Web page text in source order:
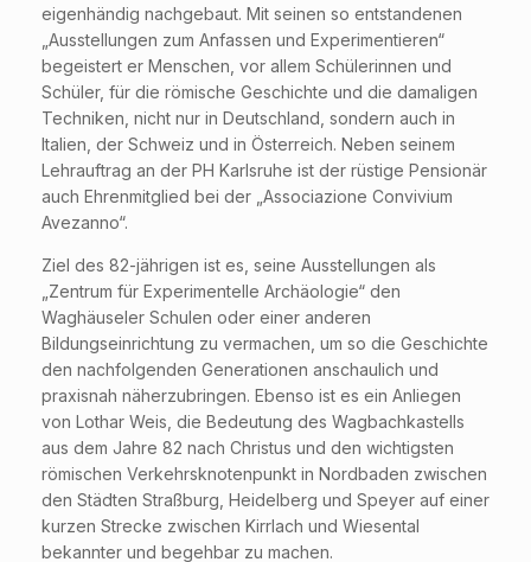
eigenhändig nachgebaut. Mit seinen so entstandenen
„Ausstellungen zum Anfassen und Experimentieren“
begeistert er Menschen, vor allem Schülerinnen und
Schüler, für die römische Geschichte und die damaligen
Techniken, nicht nur in Deutschland, sondern auch in
Italien, der Schweiz und in Österreich. Neben seinem
Lehrauftrag an der PH Karlsruhe ist der rüstige Pensionär
auch Ehrenmitglied bei der „Associazione Convivium
Avezanno“.
Ziel des 82-jährigen ist es, seine Ausstellungen als
„Zentrum für Experimentelle Archäologie“ den
Waghäuseler Schulen oder einer anderen
Bildungseinrichtung zu vermachen, um so die Geschichte
den nachfolgenden Generationen anschaulich und
praxisnah näherzubringen. Ebenso ist es ein Anliegen
von Lothar Weis, die Bedeutung des Wagbachkastells
aus dem Jahre 82 nach Christus und den wichtigsten
römischen Verkehrsknotenpunkt in Nordbaden zwischen
den Städten Straßburg, Heidelberg und Speyer auf einer
kurzen Strecke zwischen Kirrlach und Wiesental
bekannter und begehbar zu machen.